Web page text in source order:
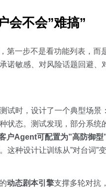
会不会”难搞”
第一步不是看功能列表，而
敏感、对风险话题回避、
试时，设计了一个典型场
状态。测试发现，部分系
户Agent可配置为”高防御型
种设计让训练从”对台词”变
动态剧本引擎支撑多轮对抗